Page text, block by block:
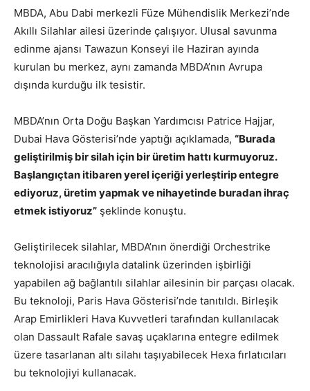
MBDA, Abu Dabi merkezli Füze Mühendislik Merkezi’nde
Akıllı Silahlar ailesi üzerinde çalışıyor. Ulusal savunma
edinme ajansı Tawazun Konseyi ile Haziran ayında
kurulan bu merkez, aynı zamanda MBDA’nın Avrupa
dışında kurduğu ilk tesistir.
MBDA’nın Orta Doğu Başkan Yardımcısı Patrice Hajjar,
Dubai Hava Gösterisi’nde yaptığı açıklamada, “Burada
geliştirilmiş bir silah için bir üretim hattı kurmuyoruz.
Başlangıçtan itibaren yerel içeriği yerleştirip entegre
ediyoruz, üretim yapmak ve nihayetinde buradan ihraç
etmek istiyoruz” şeklinde konuştu.
Geliştirilecek silahlar, MBDA’nın önerdiği Orchestrike
teknolojisi aracılığıyla datalink üzerinden işbirliği
yapabilen ağ bağlantılı silahlar ailesinin bir parçası olacak.
Bu teknoloji, Paris Hava Gösterisi’nde tanıtıldı. Birleşik
Arap Emirlikleri Hava Kuvvetleri tarafından kullanılacak
olan Dassault Rafale savaş uçaklarına entegre edilmek
üzere tasarlanan altı silahı taşıyabilecek Hexa fırlatıcıları
bu teknolojiyi kullanacak.